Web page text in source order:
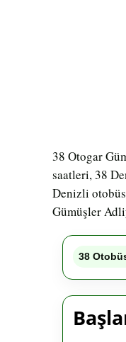
38 Otogar
saatleri, 38
Denizli
Gümüşler
38